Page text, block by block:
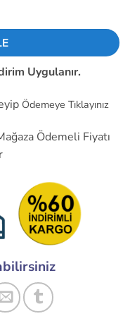
Seti Civciv Hayvan
Uygulanır.
Ödemeye Tıklayınız
Ödemeli Fiyatı